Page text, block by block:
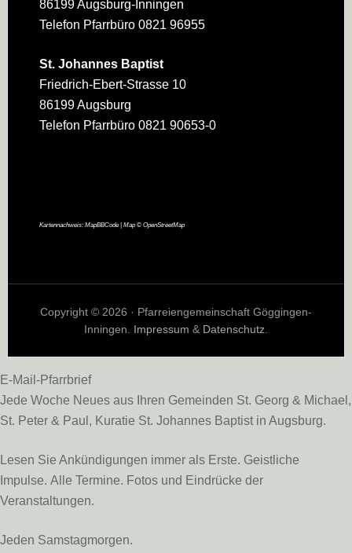
86199 Augsburg-Inningen
Telefon Pfarrbüro 0821 96955
St. Johannes Baptist
Friedrich-Ebert-Strasse 10
86199 Augsburg
Telefon Pfarrbüro 0821 90653-0
Kartennachweis: MapBBCode| Map © OpenStreetMap
Copyright © 2026 · Pfarreiengemeinschaft Göggingen-
Inningen. Impressum & Datenschutz.
E-Mail-Pfarrbrief
Jede Woche Neues aus Ihren Gemeinden St. Georg & Michael,
St. Peter & Paul, Kuratie St. Johannes Baptist in Augsburg.
Lesen Sie Ankündigungen immer als Erste. Geistliche
Impulse. Alle Termine. Fotos und Eindrücke der
Veranstaltungen.
Jeden Samstagmorgen.